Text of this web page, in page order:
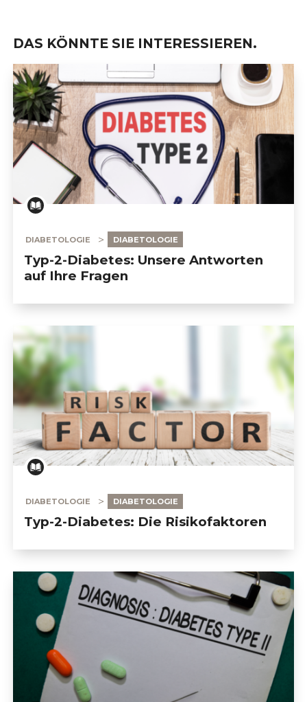
DAS KÖNNTE SIE INTERESSIEREN.
DIABETOLOGIE DIABETOLOGIE
Typ-2-Diabetes: Unsere Antworten
auf Ihre Fragen
DIABETOLOGIE DIABETOLOGIE
Typ-2-Diabetes: Die Risikofaktoren